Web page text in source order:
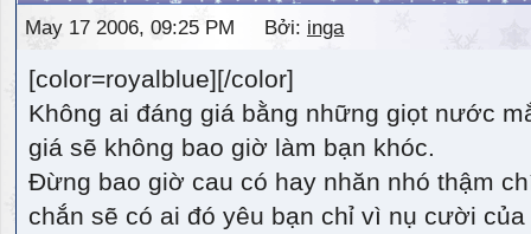
May 17 2006, 09:25 PM Bởi: inga
[color=royalblue][/color]
Không ai đáng giá bằng những giọt nước
giá sẽ không bao giờ làm bạn khóc.
Đừng bao giờ cau có hay nhăn nhó thậm
chắn sẽ có ai đó yêu bạn chỉ vì nụ cười